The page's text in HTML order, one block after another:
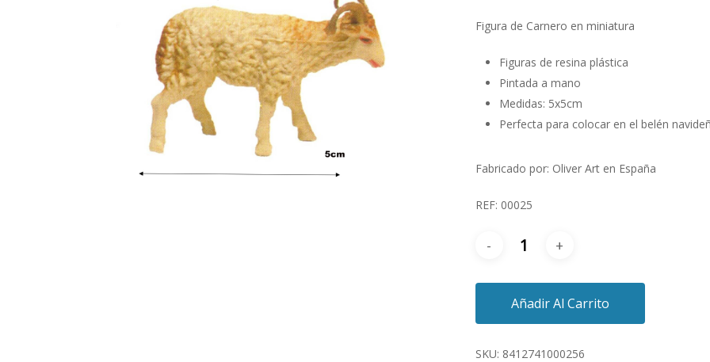
Figura de Carnero en miniatura
Figuras de resina plástica
Pintada a mano
Medidas: 5x5cm
Perfecta para colocar en el belén
Fabricado por: Oliver Art en España
REF: 00025
Añadir Al Carrito
SKU: 8412741000256